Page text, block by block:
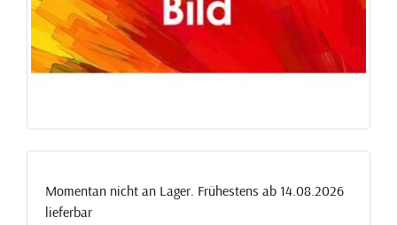
Momentan nicht an Lager. Frühestens ab 14.08.2026
lieferbar